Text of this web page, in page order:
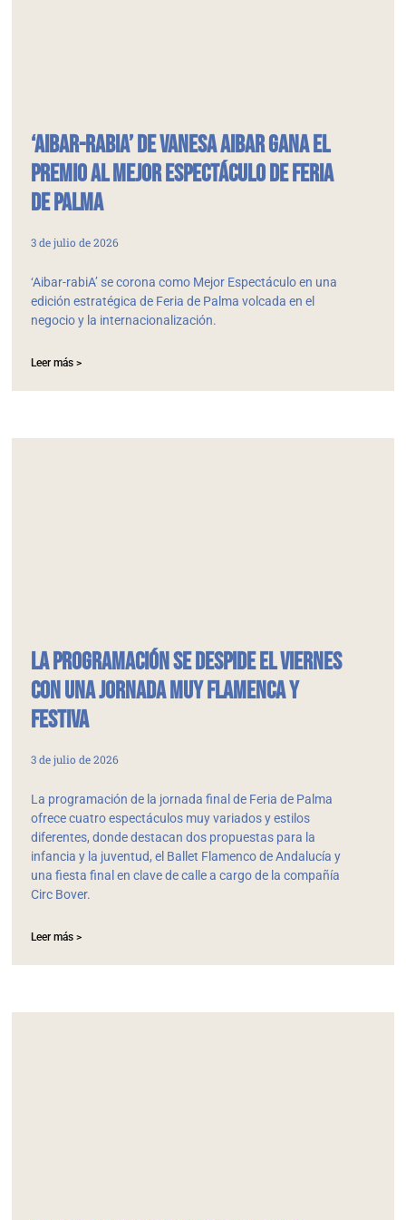
‘Aibar-rabiA’ de Vanesa Aibar gana el
Premio al Mejor Espectáculo de Feria
de Palma
3 de julio de 2026
‘Aibar-rabiA’ se corona como Mejor Espectáculo en una
edición estratégica de Feria de Palma volcada en el
negocio y la internacionalización.
Leer más >
La programación se despide el viernes
con una jornada muy flamenca y
festiva
3 de julio de 2026
La programación de la jornada final de Feria de Palma
ofrece cuatro espectáculos muy variados y estilos
diferentes, donde destacan dos propuestas para la
infancia y la juventud, el Ballet Flamenco de Andalucía y
una fiesta final en clave de calle a cargo de la compañía
Circ Bover.
Leer más >